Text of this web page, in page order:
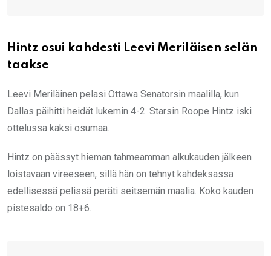
Hintz osui kahdesti Leevi Meriläisen selän
taakse
Leevi Meriläinen pelasi Ottawa Senatorsin maalilla, kun
Dallas päihitti heidät lukemin 4-2. Starsin Roope Hintz iski
ottelussa kaksi osumaa.
Hintz on päässyt hieman tahmeamman alkukauden jälkeen
loistavaan vireeseen, sillä hän on tehnyt kahdeksassa
edellisessä pelissä peräti seitsemän maalia. Koko kauden
pistesaldo on 18+6.